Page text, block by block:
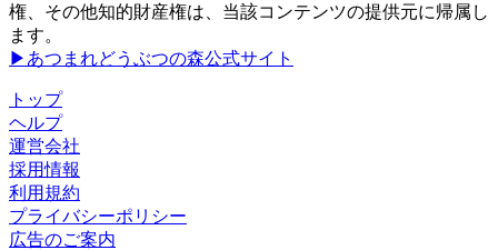
権、その他知的財産権は、当該コンテンツの提供元に帰属し
ます。
▶あつまれどうぶつの森公式サイト
トップ
ヘルプ
運営会社
採用情報
利用規約
プライバシーポリシー
広告のご案内